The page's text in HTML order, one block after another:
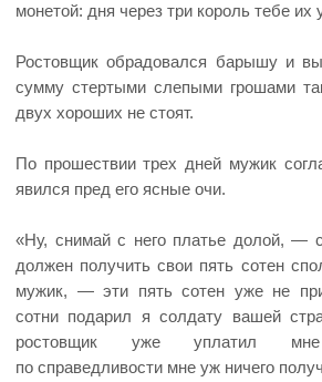
монетой: дня через три король тебе их
Ростовщик обрадовался барышу и
сумму стертыми слепыми грошами
двух хороших не стоят.
По прошествии трех дней мужик
явился пред его ясные очи.
«Ну, снимай с него платье долой, —
должен получить свои пять сотен
мужик, — эти пять сотен уже не
сотни подарил я солдату вашей
ростовщик уже уплатил
по справедливости мне уж ничего